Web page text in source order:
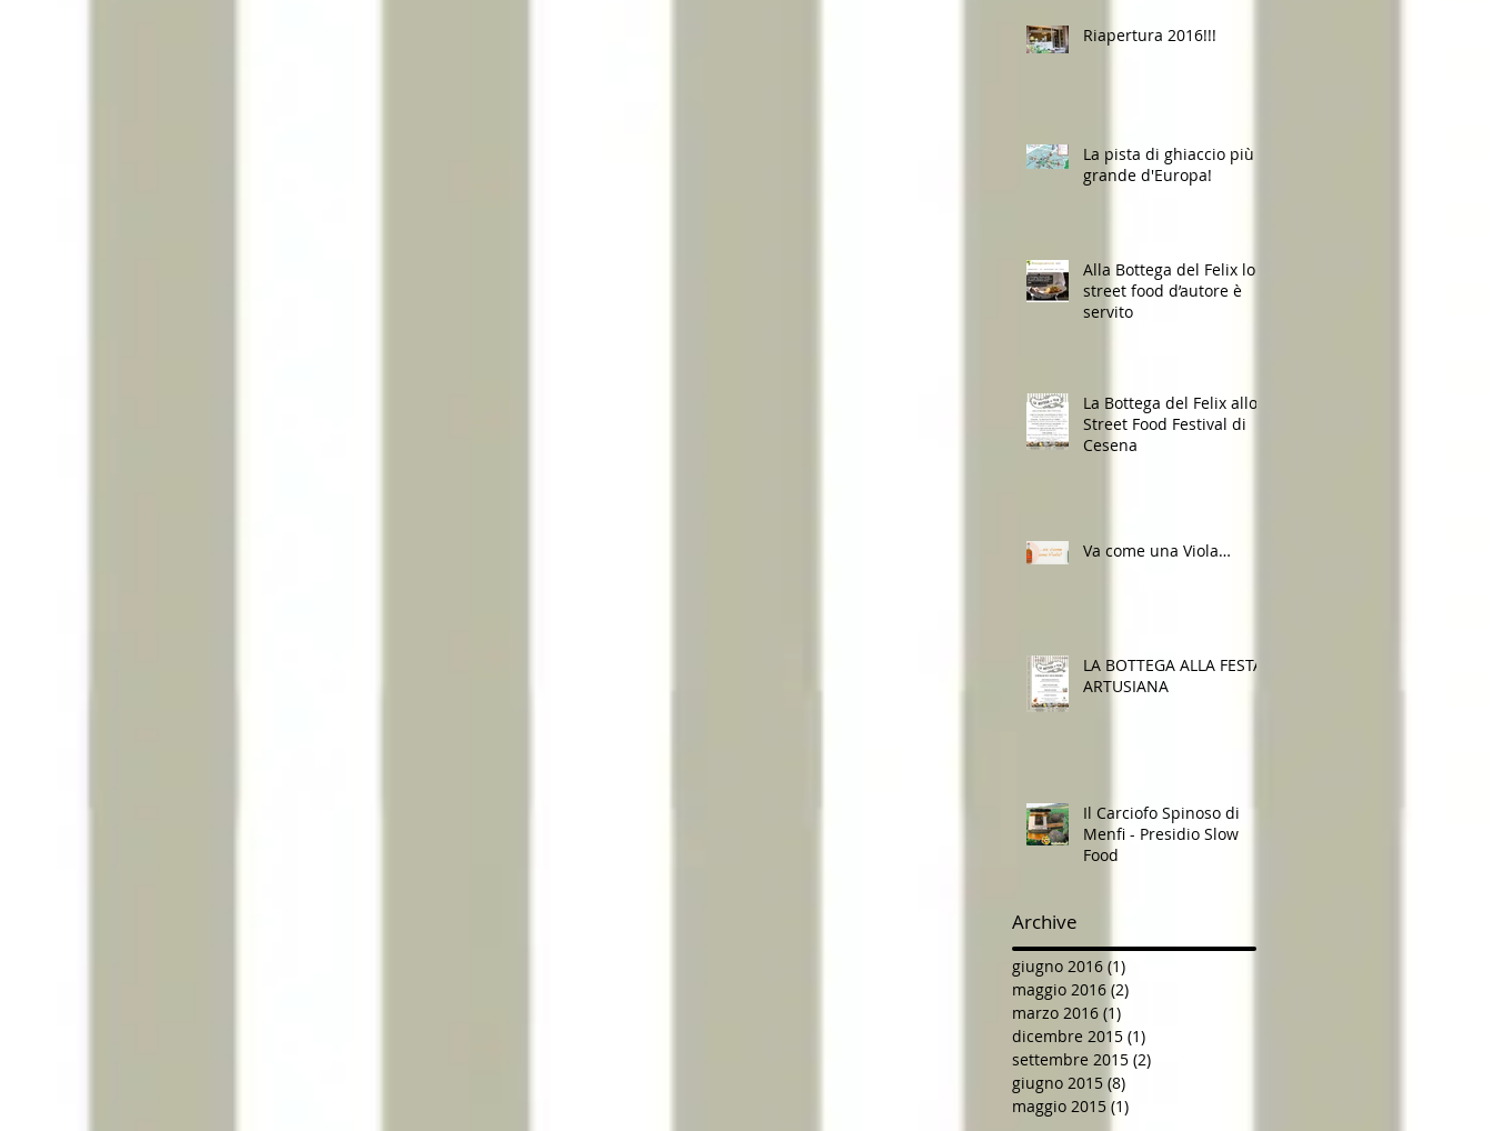
Riapertura 2016!!!
La pista di ghiaccio più
grande d'Europa!
Alla Bottega del Felix lo
street food d’autore è
servito
La Bottega del Felix allo
Street Food Festival di
Cesena
Va come una Viola…
LA BOTTEGA ALLA FESTA
ARTUSIANA
Il Carciofo Spinoso di
Menfi - Presidio Slow
Food
Archive
giugno 2016 (1)
maggio 2016 (2)
marzo 2016 (1)
dicembre 2015 (1)
settembre 2015 (2)
giugno 2015 (8)
maggio 2015 (1)